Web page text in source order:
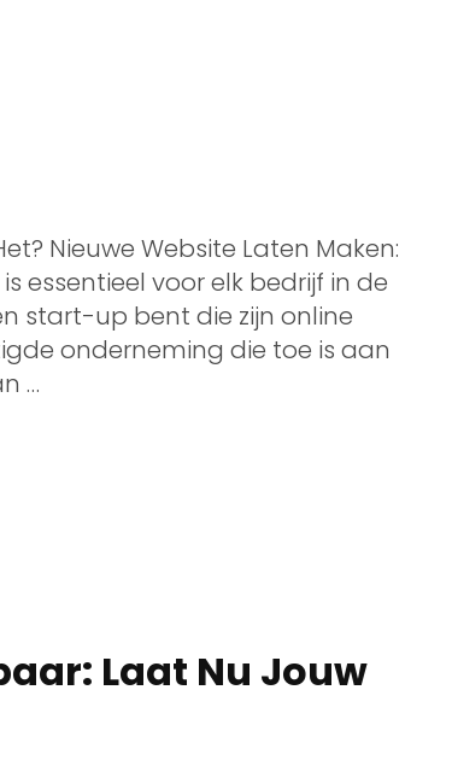
Nieuwe Website Laten Maken:
essentieel voor elk bedrijf in de
start-up bent die zijn online
onderneming die toe is aan
…
Laat Nu Jouw